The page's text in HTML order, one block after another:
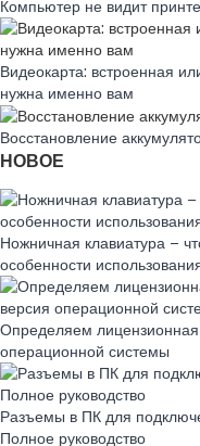
Компьютер не видит
Видеокарта: встроенная
нужна именно вам
Восстановление
НОВОЕ
Ножничная клавиатура –
особенности
Определяем
операционной системы
Разъемы в ПК для
Полное руководство